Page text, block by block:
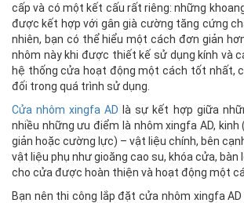
cấp và có một kết cấu rất riêng: những
được kết hợp với gân già cường tăng cứng
nhiên, bạn có thể hiểu một cách đơn giản
nhôm này khi được thiết kế sử dụng kính và
hệ thống cửa hoạt động một cách tốt nhất,
đối trong quá trình sử dụng.
Cửa nhôm xingfa AD là sự kết hợp giữa
nhiều những ưu điểm là nhôm xingfa AD,
giản hoặc cường lực) – vật liệu chính, bên
vật liệu phụ như gioăng cao su, khóa cửa, bàn
cho cửa được hoàn thiện và hoạt động một
Bạn nên thi công lắp đặt cửa nhôm xingfa